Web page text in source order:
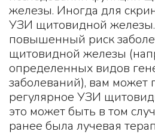
железы. Иногда для
УЗИ щитовидной железы.
повышенный риск
щитовидной железы
определенных видов
заболеваний), вам может
регулярное УЗИ
это может быть в том
ранее была лучевая